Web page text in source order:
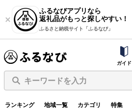
ふるなびアプリなら
返礼品がもっと探しやすい！
ふるさと納税サイト「ふるなび」
ガイド
キーワードを入力
ランキング 地域一覧 カテゴリ 特集